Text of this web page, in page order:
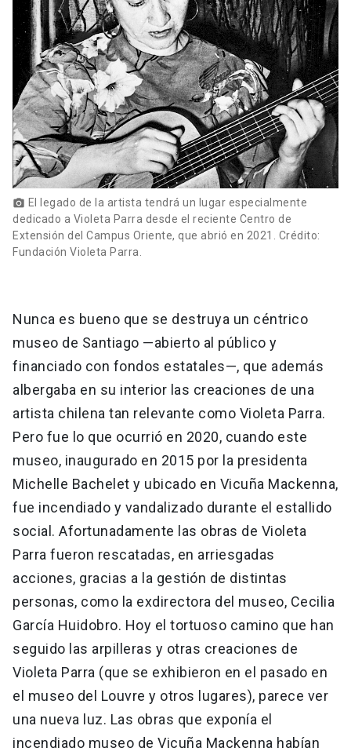
Vecinos launch
Medios Biblioteca launch
Donaciones launch
photo_camera El legado de la artista tendrá un lugar especialmente
dedicado a Violeta Parra desde el reciente Centro de
Extensión del Campus Oriente, que abrió en 2021. Crédito:
Fundación Violeta Parra.
Nunca es bueno que se destruya un céntrico
museo de Santiago —abierto al público y
financiado con fondos estatales—, que además
albergaba en su interior las creaciones de una
artista chilena tan relevante como Violeta Parra.
Pero fue lo que ocurrió en 2020, cuando este
museo, inaugurado en 2015 por la presidenta
Michelle Bachelet y ubicado en Vicuña Mackenna,
fue incendiado y vandalizado durante el estallido
social. Afortunadamente las obras de Violeta
Parra fueron rescatadas, en arriesgadas
acciones, gracias a la gestión de distintas
personas, como la exdirectora del museo, Cecilia
García Huidobro. Hoy el tortuoso camino que han
seguido las arpilleras y otras creaciones de
Violeta Parra (que se exhibieron en el pasado en
el museo del Louvre y otros lugares), parece ver
una nueva luz. Las obras que exponía el
incendiado museo de Vicuña Mackenna habían